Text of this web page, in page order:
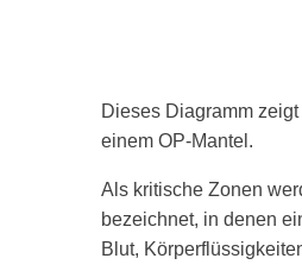
Dieses Diagramm
einem OP-Mantel.
Als kritische Zonen
bezeichnet, in denen
Blut,